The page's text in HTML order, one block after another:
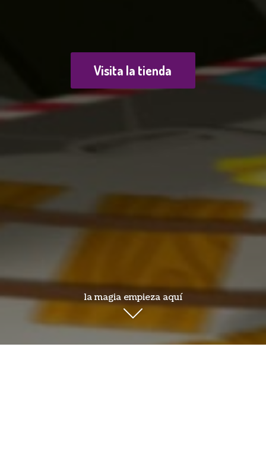
Visita la tienda
la magia empieza aquí